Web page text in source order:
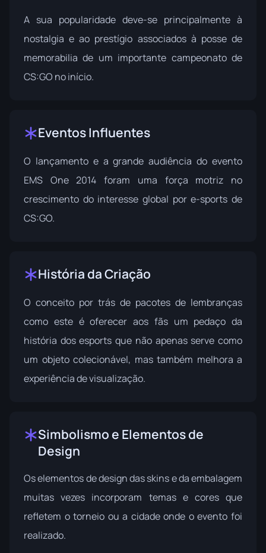
A sua popularidade deve-se principalmente à
nostalgia e ao prestígio associados à posse de
memorabilia de um importante campeonato de
CS:GO no início.
Eventos Influentes
O lançamento e a grande audiência do evento
EMS One 2014 foram uma força motriz no
crescimento do interesse global por e-sports de
CS:GO.
História da Criação
O conceito por trás de pacotes de lembranças
como este é oferecer aos fãs um pedaço da
história dos esports que não apenas serve como
um objeto colecionável, mas também melhora a
experiência de visualização.
Simbolismo e Elementos de
Design
Os elementos de design das skins e da embalagem
muitas vezes incorporam temas e cores que
refletem o torneio ou a cidade onde o evento foi
realizado.